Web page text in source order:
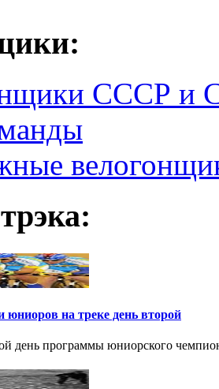
СССР и
юниоров на треке день второй
день программы юниорского